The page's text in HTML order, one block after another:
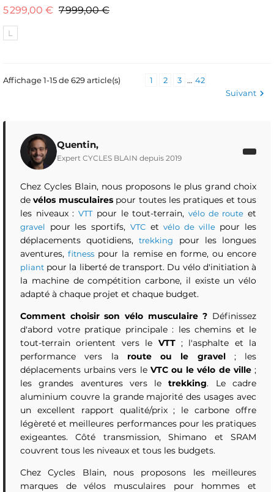
5 299,00 € Prix de base
7 999,00 €Prix
L
Affichage 1-15 de 629 article(s) 1 2 3 … 42
Suivant 
Quentin,
Expert CYCLES BLAIN depuis 2019
Chez Cycles Blain, nous proposons le plus grand choix
devélos musculairespour toutes les pratiques et tous
les niveaux :VTTpour le tout-terrain, vélo de route et
gravel pour les sportifs, VTCetvélo de villepour les
déplacements quotidiens,trekking
pour les longues
aventures,fitness pour la remise en forme, ou encore
pliant pour la liberté de transport. Du vélo d'initiation à
la machine de compétition carbone, il existe un vélo
adapté à chaque projet et chaque budget.
Comment choisir son vélo musculaire ? Définissez
d'abord votre pratique principale : les chemins et le
tout-terrain orientent vers le VTT; l'asphalte et la
performance vers la route ou le gravel; les
déplacements urbains vers le VTC ou le vélo de ville;
les grandes aventures vers letrekking. Le cadre
aluminium couvre la grande majorité des usages avec
un excellent rapport qualité/prix ; le carbone offre
légèreté et meilleures performances pour les pratiques
exigeantes. Côté transmission, Shimano et SRAM
couvrent tous les niveaux et tous les budgets.
Chez Cycles Blain, nous proposons les meilleures
marques de vélos musculaires pour hommes et